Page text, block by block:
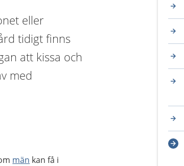
eller
tidigt finns
att kissa och
med
män kan få i